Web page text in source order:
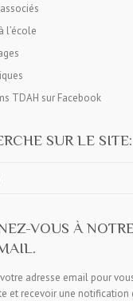
l’école
TDAH sur Facebook
SUR LE SITE:
VOUS À
adresse email pour
et recevoir une notification